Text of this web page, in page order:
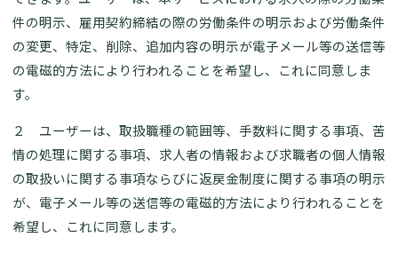
件の明示、雇用契約締結の際の労働条件の明示および労働条件
の変更、特定、削除、追加内容の明示が電子メール等の送信等
の電磁的方法により行われることを希望し、これに同意しま
す。
２ ユーザーは、取扱職種の範囲等、手数料に関する事項、苦
情の処理に関する事項、求人者の情報および求職者の個人情報
の取扱いに関する事項ならびに返戻金制度に関する事項の明示
が、電子メール等の送信等の電磁的方法により行われることを
希望し、これに同意します。